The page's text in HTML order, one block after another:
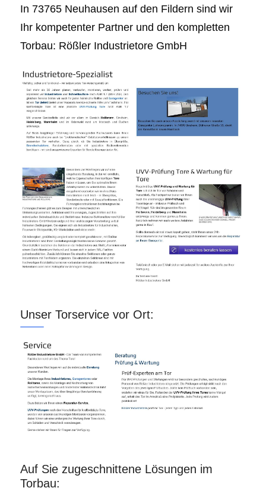
In 73765 Neuhausen auf den Fildern sind wir
Ihr kompetenter Partner und den kompletten
Torbau: Rößler Industrietore GmbH
Unser Torservice vor Ort:
Auf Sie zugeschnittene Lösungen im
Torbau: